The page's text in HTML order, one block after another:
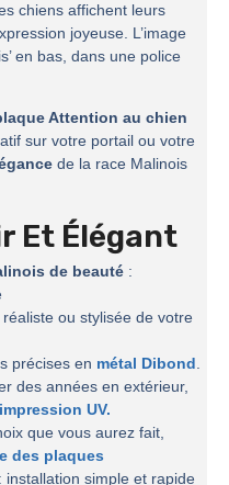
chiens affichent leurs
joyeuse. L’image
en bas, dans une police
Attention au chien
sur votre portail ou votre
de la race Malinois
Et Élégant
de beauté :
ou stylisée de votre
précises en métal Dibond.
des années en extérieur,
impression UV.
que vous aurez fait,
des plaques
: installation simple et rapide